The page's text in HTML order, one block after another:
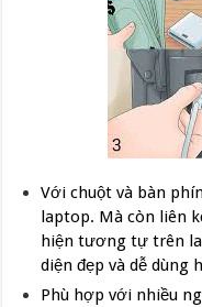
Với chuột và bàn
laptop. Mà còn liên
hiện tương tự trên
diện đẹp và dễ dùng
Phù hợp với nhiều